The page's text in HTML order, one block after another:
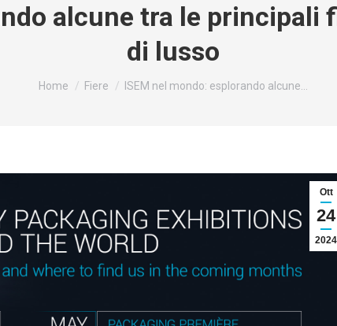
alcune tra le principali
di lusso
Tu sei qui:
Home Fiere ISEM nel mondo: esplorando alcune…
Ott
24
2024